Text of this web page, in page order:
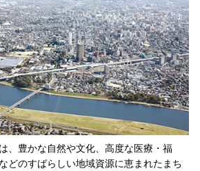
、豊かな自然や文化、高度な医療・福
どのすばらしい地域資源に恵まれたまち